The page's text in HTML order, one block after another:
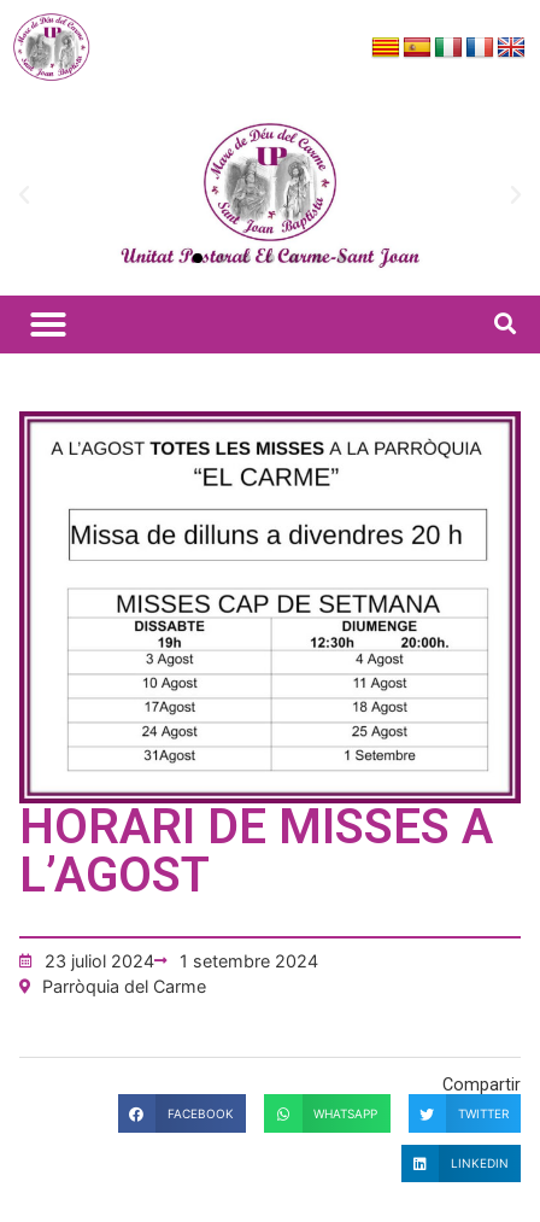
HORARI DE MISSES A
L’AGOST
23 juliol 2024
1 setembre 2024
Parròquia del Carme
Compartir
FACEBOOK WHATSAPP TWITTER
LINKEDIN